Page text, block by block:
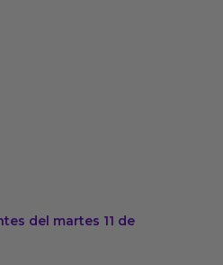
del martes 11 de